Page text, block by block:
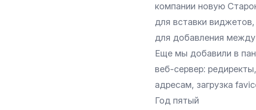
компании новую
для вставки
для добавления
Еще мы добавили в
веб-сервер:
адресам, загрузка
Год пятый